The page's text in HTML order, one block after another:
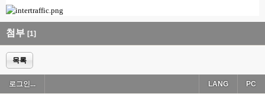
첨부 [1]
목록
로그인... PC
LANG